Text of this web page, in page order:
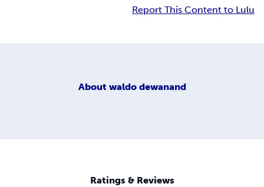
Report This Content to Lulu
About waldo dewanand
Ratings & Reviews